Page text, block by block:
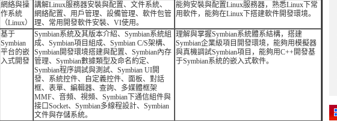
網絡與操
作系統
（Linux）
講解Linux服務器安裝與配置、文件系統、
網絡配置、用戶管理、設備管理、軟件包管
理、常用開發軟件安裝、VI使用。
能夠安裝與配置Linux服務器，熟悉Linux下常
用軟件，能夠在Linux下搭建軟件開發環境。
基于
Symbian
平台的嵌
入式開發
Symbian系統及其版本介紹、Symbian系統組
成、Symbian項目組成、Symbian C/S架構、
Symbian開發環境搭建與配置、Symbian內存
管理、Symbian數據類型及命名約定、
Symbian程序調試與測試、Symbian UI開
發、系統控件、自定義控件、面板、對話
框、表單、編輯器、查詢、多媒體框架
MMF、音頻、視頻、Symbian下通信組件與
接口Socket、Symbian多線程設計、Symbian
文件與存儲系統。
理解與掌握Symbian系統體系結構，搭建
Symbian企業級項目開發環境，能夠用模擬器
與真機調試Symbian項目，能夠用C++開發基
于Symbian系統的嵌入式軟件。